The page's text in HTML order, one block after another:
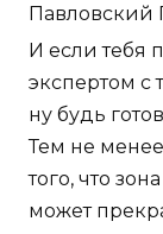
Павловский
И если тебя
экспертом с
ну будь
Тем не
того, что
может